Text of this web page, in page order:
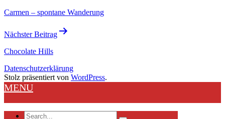
Carmen – spontane Wanderung
Nächster Beitrag
Chocolate Hills
Datenschutzerklärung
Stolz präsentiert von WordPress.
MENU
Search